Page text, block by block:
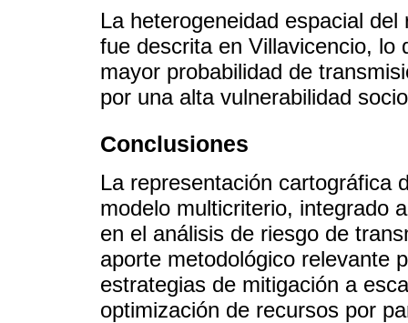
La heterogeneidad espacial
fue descrita en Villavicencio, lo
mayor probabilidad de
por una alta vulnerabilidad
Conclusiones
La representación cartográfica
modelo multicriterio, integrado
en el análisis de riesgo de
aporte metodológico relevante
estrategias de mitigación a
optimización de recursos por